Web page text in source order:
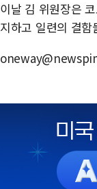
이날 김 위원장은
지하고 일련의 결